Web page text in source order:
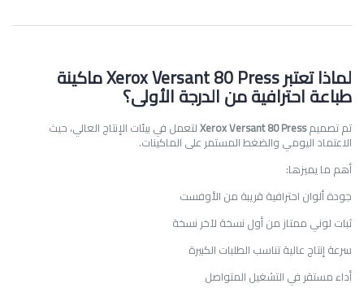
لماذا تعتبر Xerox Versant 80 Press ماكينة
طباعة احترافية من الدرجة الأولى؟
تم تصميمXerox Versant 80 Pressلتعمل في بيئات الإنتاج العالي، حيث
الاعتماد اليومي والضغط المستمر على الماكينات.
أهم ما يميزها:
جودة ألوان احترافية قريبة من الأوفست
ثبات لوني ممتاز من أول نسخة لآخر نسخة
سرعة إنتاج عالية تناسب الطلبات الكبيرة
أداء مستقر في التشغيل المتواصل